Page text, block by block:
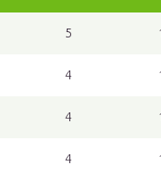
5
4
4
4